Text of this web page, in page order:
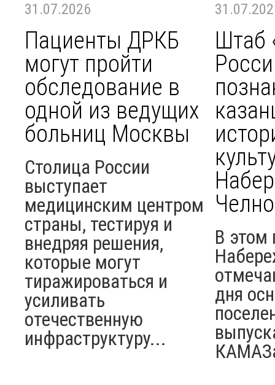
31.07.2026
Пациенты ДРКБ
могут пройти
обследование в
одной из ведущих
больниц Москвы
Столица России
выступает
медицинским центром
страны, тестируя и
внедряя решения,
которые могут
тиражироваться и
усиливать
отечественную
инфраструктуру...
Штаб
В этом
дня